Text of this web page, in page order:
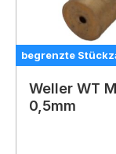
begrenzte
Weller WT
0,5mm